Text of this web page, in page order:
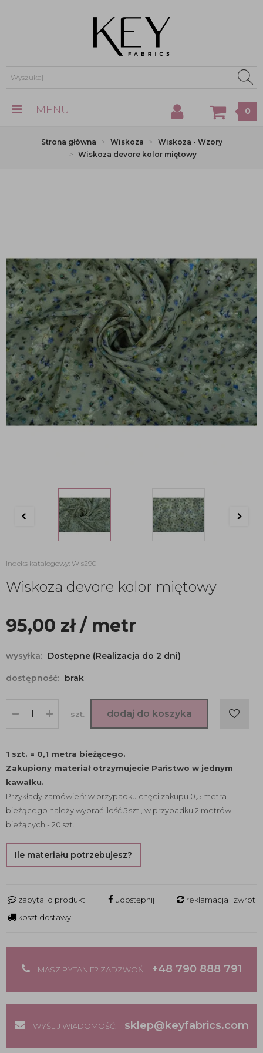
MENU 0
Strona główna Wiskoza
Wiskoza - Wzory
Wiskoza devore kolor miętowy
indeks katalogowy: Wis290
Wiskoza devore kolor miętowy
95,00 zł/ metr
wysyłka: Dostępne (Realizacja do 2 dni)
dostępność: brak
szt. dodaj do koszyka
1 szt. = 0,1 metra bieżącego.
Zakupiony materiał otrzymujecie Państwo w jednym
kawałku.
Przykłady zamówień: w przypadku chęci zakupu 0,5 metra
bieżącego należy wybrać ilość 5 szt., w przypadku 2 metrów
bieżących - 20 szt.
Ile materiału potrzebujesz?
zapytaj o produkt udostępnij
reklamacja i zwrot
koszt dostawy
MASZ PYTANIE? ZADZWOŃ +48 790 888 791
WYŚLIJ WIADOMOŚĆ: sklep@keyfabrics.com